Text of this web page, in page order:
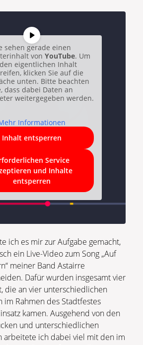
sehen gerade einen
von YouTube. Um
eigentlichen Inhalt
klicken Sie auf die
unten. Bitte beachten
dass dabei Daten an
weitergegeben werden.
Informationen
Inhalt entsperren
Service
und Inhalte
entsperren
ich es mir zur Aufgabe gemacht,
ein Live-Video zum Song „Auf
meiner Band Astairre
Dafür wurden insgesamt vier
die an vier unterschiedlichen
im Rahmen des Stadtfestes
kamen. Ausgehend von den
und unterschiedlichen
arbeitete ich dabei viel mit den im